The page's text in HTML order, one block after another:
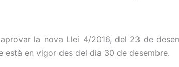
la nova Llei 4/2016, del 23 de
està en vigor des del dia 30 de desembre.